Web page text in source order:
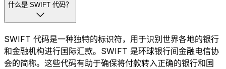
什么是 SWIFT 代码？
SWIFT 代码是一种独特的标识符，用于识别世界各地的银行
和金融机构进行国际汇款。SWIFT 是环球银行间金融电信协
会的简称。这些代码有助于确保将付款转入正确的银行和国